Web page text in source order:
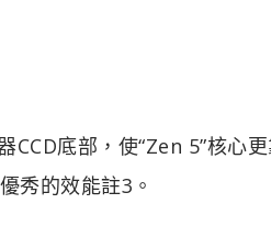
底部，使“Zen 5”核心
秀的效能註3。